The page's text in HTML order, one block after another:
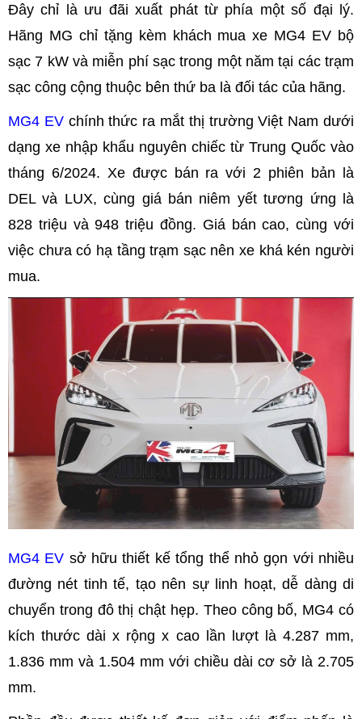
Đây chỉ là ưu đãi xuất phát từ phía một số đại lý.
Hãng MG chỉ tặng kèm khách mua xe MG4 EV bộ
sạc 7 kW và miễn phí sạc trong một năm tại các trạm
sạc công cộng thuộc bên thứ ba là đối tác của hãng.
MG4 EV chính thức ra mắt thị trường Việt Nam dưới
dạng xe nhập khẩu nguyên chiếc từ Trung Quốc vào
tháng 6/2024. Xe được bán ra với 2 phiên bản là
DEL và LUX, cùng giá bán niêm yết tương ứng là
828 triệu và 948 triệu đồng. Giá bán cao, cùng với
việc chưa có hạ tầng trạm sạc nên xe khá kén người
mua.
MG4 EV sở hữu thiết kế tổng thể nhỏ gọn với nhiều
đường nét tinh tế, tạo nên sự linh hoạt, dễ dàng di
chuyển trong đô thị chật hẹp. Theo công bố, MG4 có
kích thước dài x rộng x cao lần lượt là 4.287 mm,
1.836 mm và 1.504 mm với chiều dài cơ sở là 2.705
mm.